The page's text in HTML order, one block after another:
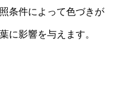
条件によって色づきが
に影響を与えます。